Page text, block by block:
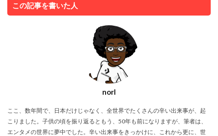
この記事を書いた人
norI
ここ、数年間で、日本だけじゃなく、全世界でたくさんの辛い出来事が、起
こりました。子供の頃を振り返るともう、50年も前になりますが、筆者は、
エンタメの世界に夢中でした。辛い出来事をきっかけに、これから更に、世